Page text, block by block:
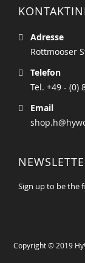
Adresse
Rottmooser
Telefon
Tel. +49 - (0)
Email
Sign up to be the
Copyright © 2019